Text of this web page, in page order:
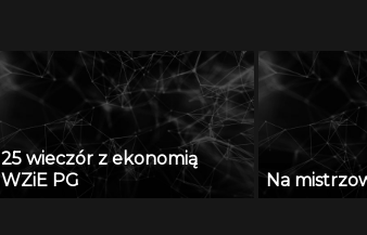
25 wieczór z ekonomią
WZiE PG
Na